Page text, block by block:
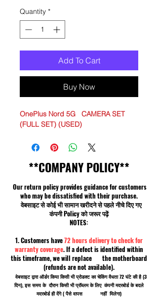
Quantity *
Add To Cart
Buy Now
OnePlus Nord 5G CAMERA SET
(FULL SET) (USED)
**COMPANY POLICY**
Our return policy provides guidance for customers
who may be dissatisfied with their purchase.
वेबसाइट से कोई भी सामान खरीदने से पहले नीचे दिए गए
कंपनी Policy को जरूर पढ़ें
NOTES:
1. Customers have72 hours delivery to check for
warranty coverage. If a defect is identified within
this timeframe, we will replace the motherboard
(refunds are not available).
वेबसाइट द्वारा ऑर्डर किया किसी भी प्रोडक्ट का चेकिंग वैधता 72 घंटे की है (3
दिन), इस समय के दौरान किसी भी प्रॉब्लम के लिए कंपनी मदरबोर्ड के बदले
मदरबोर्ड ही देंगे ( पैसे वापस नहीं मिलेगा)